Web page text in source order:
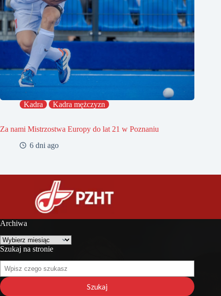
Kadra Kadra mężczyzn
Za nami Mistrzostwa Europy do lat 21 w Poznaniu
6 dni ago
Archiwa
Archiwa
Szukaj na stronie
Szukaj
na
stronie
Szukaj